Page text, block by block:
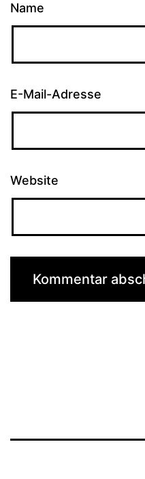
Name
E-Mail-Adresse
Website